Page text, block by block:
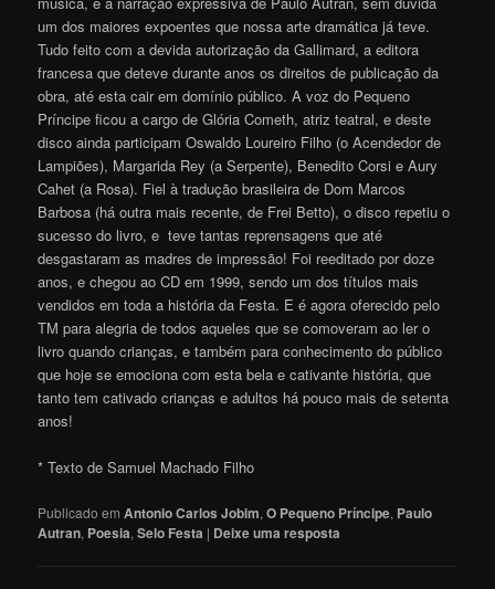
um dos maiores expoentes que nossa arte dramática já teve.
Tudo feito com a devida autorização da Gallimard, a editora
francesa que deteve durante anos os direitos de publicação da
obra, até esta cair em domínio público. A voz do Pequeno
Príncipe ficou a cargo de Glória Cometh, atriz teatral, e deste
disco ainda participam Oswaldo Loureiro Filho (o Acendedor de
Lampiões), Margarida Rey (a Serpente), Benedito Corsi e Aury
Cahet (a Rosa). Fiel à tradução brasileira de Dom Marcos
Barbosa (há outra mais recente, de Frei Betto), o disco repetiu o
sucesso do livro, e teve tantas reprensagens que até
desgastaram as madres de impressão! Foi reeditado por doze
anos, e chegou ao CD em 1999, sendo um dos títulos mais
vendidos em toda a história da Festa. E é agora oferecido pelo
TM para alegria de todos aqueles que se comoveram ao ler o
livro quando crianças, e também para conhecimento do público
que hoje se emociona com esta bela e cativante história, que
tanto tem cativado crianças e adultos há pouco mais de setenta
anos!
* Texto de Samuel Machado Filho
Publicado em Antonio Carlos Jobim,O Pequeno Príncipe, Paulo
Autran, Poesia,Selo Festa | Deixe uma resposta